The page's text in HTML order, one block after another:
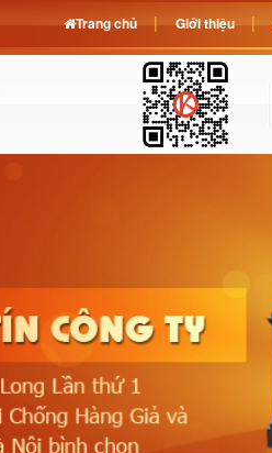
Trang chủ Giới thiệu